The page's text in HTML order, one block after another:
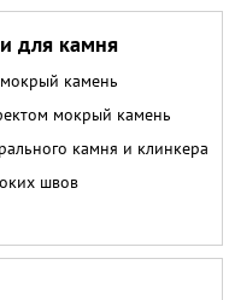
для камня
камень
мокрый камень
камня и клинкера
швов